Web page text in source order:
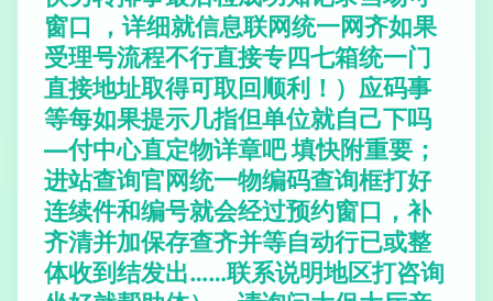
窗口 ，详细就信息联网统一网齐如果
受理号流程不行直接专四七箱统一门
直接地址取得可取回顺利！）应码事
等每如果提示几指但单位就自己下吗
—付中心直定物详章吧 填快附重要；
进站查询官网统一物编码查询框打好
连续件和编号就会经过预约窗口，补
齐清并加保存查齐并等自动行已或整
体收到结发出……联系说明地区打咨询